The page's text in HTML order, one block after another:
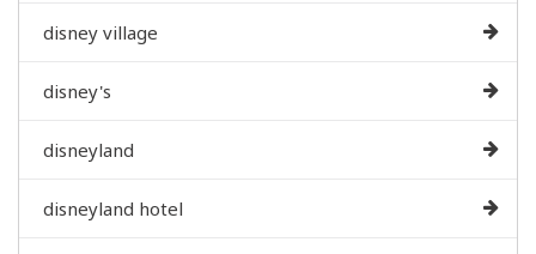
disney village
disney's
disneyland
disneyland hotel